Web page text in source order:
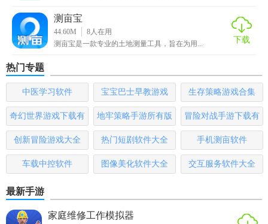
测亩宝
44.60M 8人在用
测亩宝是一款专业的土地测量工具，旨在为用...
下载
热门专题
中医学习软件 宝宝巴士早教游戏 生存策略游戏合集
奇幻世界游戏下载有
哪些
地牢策略手游所有版
本
冒险对战手游下载有
哪些
创新冒险游戏大全 热门短剧软件大全 手机测亩软件
车载中控软件 图像美化软件大全 交互服务软件大全
最新手游
家庭维修工作模拟器